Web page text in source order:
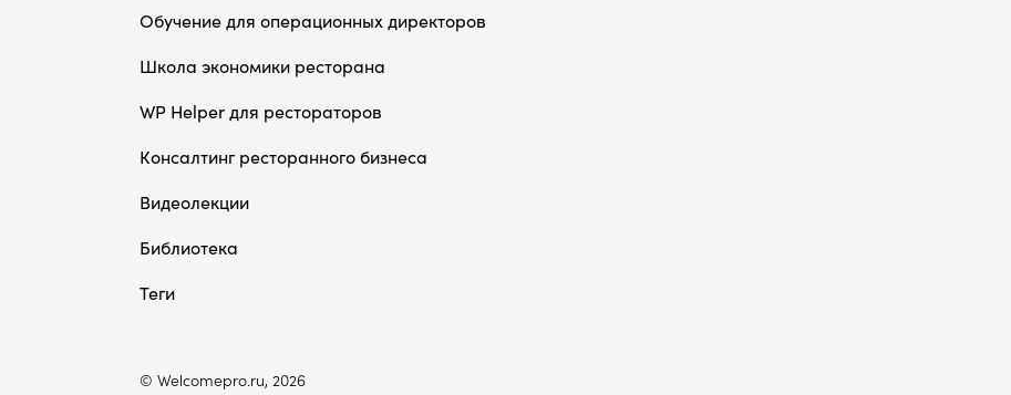
Обучение для операционных директоров
Школа экономики ресторана
WP Helper для рестораторов
Консалтинг ресторанного бизнеса
Видеолекции
Библиотека
Теги
© Welcomepro.ru, 2026